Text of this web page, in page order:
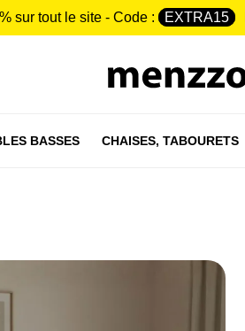
sur tout le site - Code : EXTRA15
BASSES CHAISES, TABOURETS